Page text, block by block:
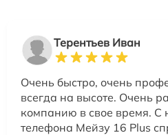
Терентьев Иван
Очень быстро, очень
всегда на высоте. Очень
компанию в свое время. С
телефона Мейзу 16 Plus